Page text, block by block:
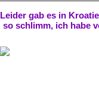
Leider gab es in
so schlimm, ich habe